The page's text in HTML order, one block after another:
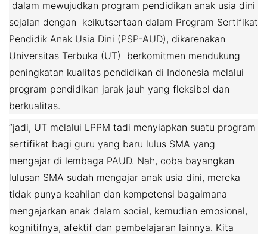
dalam mewujudkan program pendidikan anak usia dini
sejalan dengan keikutsertaan dalam Program Sertifikat
Pendidik Anak Usia Dini (PSP-AUD), dikarenakan
Universitas Terbuka (UT) berkomitmen mendukung
peningkatan kualitas pendidikan di Indonesia melalui
program pendidikan jarak jauh yang fleksibel dan
berkualitas.
“jadi, UT melalui LPPM tadi menyiapkan suatu program
sertifikat bagi guru yang baru lulus SMA yang
mengajar di lembaga PAUD. Nah, coba bayangkan
lulusan SMA sudah mengajar anak usia dini, mereka
tidak punya keahlian dan kompetensi bagaimana
mengajarkan anak dalam social, kemudian emosional,
kognitifnya, afektif dan pembelajaran lainnya. Kita